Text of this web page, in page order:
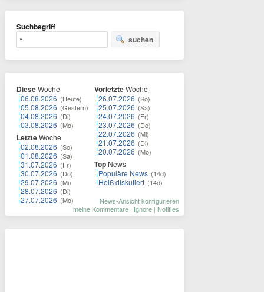
Suchbegriff
suchen
DieseWoche
06.08.2026 (Heute)
05.08.2026 (Gestern)
04.08.2026 (Di)
03.08.2026 (Mo)
LetzteWoche
02.08.2026 (So)
01.08.2026 (Sa)
31.07.2026 (Fr)
30.07.2026 (Do)
29.07.2026 (Mi)
28.07.2026 (Di)
27.07.2026 (Mo)
VorletzteWoche
26.07.2026 (So)
25.07.2026 (Sa)
24.07.2026 (Fr)
23.07.2026 (Do)
22.07.2026 (Mi)
21.07.2026 (Di)
20.07.2026 (Mo)
Top News
Populäre News (14d)
Heiß diskutiert (14d)
News-Ansicht konfigurieren
meine Kommentare | Ignore | Notifies